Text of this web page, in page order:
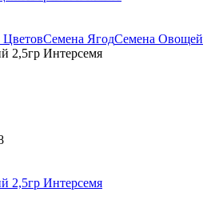
Семена ЯгодСемена Овощей
2,5гр Интерсемя